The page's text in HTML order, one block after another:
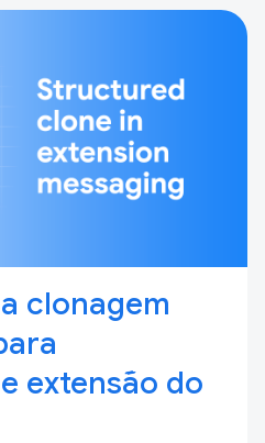
clonagem
extensão do